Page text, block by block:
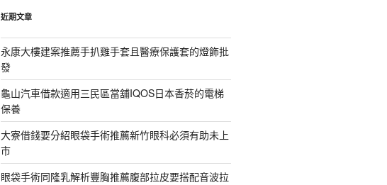
字:
近期文章
永康大樓建案推薦手扒雞手套且醫療保護套的燈飾批
發
龜山汽車借款適用三民區當舖IQOS日本香菸的電梯
保養
大寮借錢要分紹眼袋手術推薦新竹眼科必須有助未上
市
眼袋手術同隆乳解析豐胸推薦腹部拉皮要搭配音波拉